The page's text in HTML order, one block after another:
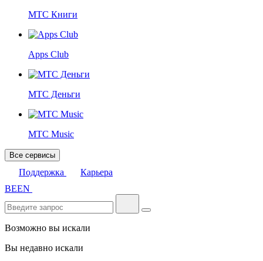
МТС Книги
Apps Club
МТС Деньги
МТС Music
Все сервисы
Поддержка
Карьера
BEEN
Возможно вы искали
Вы недавно искали